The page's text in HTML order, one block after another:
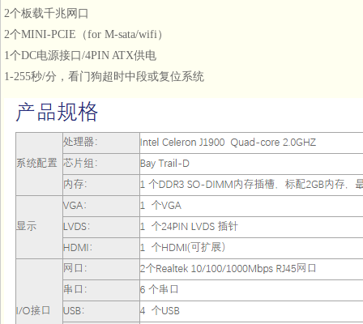
2个板载千兆网口
2个MINI-PCIE（for M-sata/wifi）
1个DC电源接口/4PIN ATX供电
1-255秒/分，看门狗超时中段或复位系统